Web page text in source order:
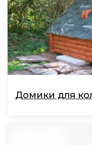
Домики для